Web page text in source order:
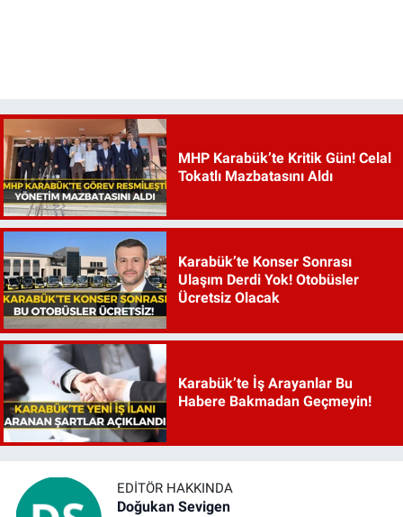
MHP Karabük’te Kritik Gün! Celal
Tokatlı Mazbatasını Aldı
Karabük’te Konser Sonrası
Ulaşım Derdi Yok! Otobüsler
Ücretsiz Olacak
Karabük’te İş Arayanlar Bu
Habere Bakmadan Geçmeyin!
EDITÖR HAKKINDA
Doğukan Sevigen